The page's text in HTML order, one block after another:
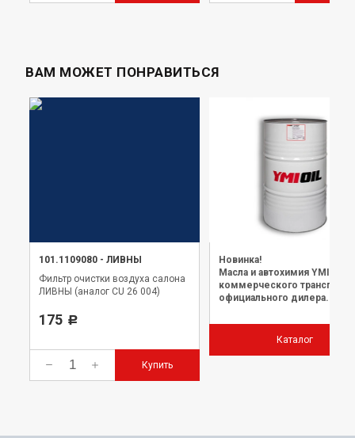
ВАМ МОЖЕТ ПОНРАВИТЬСЯ
101.1109080 - ЛИВНЫ
Фильтр очистки воздуха салона
ЛИВНЫ (аналог CU 26 004)
175 Р
Купить
Новинка!
Масла и автохимия YMIOIL
коммерческого транспорта
официального дилера.
Каталог